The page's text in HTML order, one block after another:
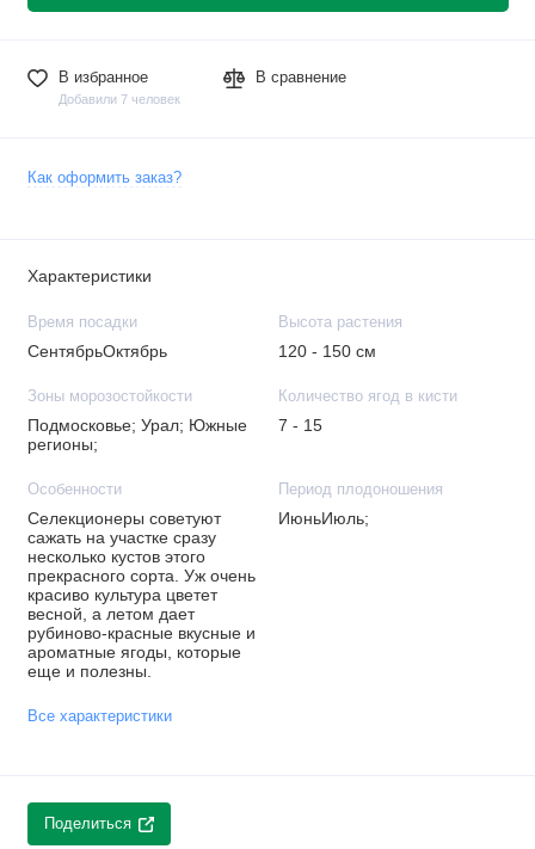
В избранное
Добавили 7 человек
В сравнение
Как оформить заказ?
Характеристики
Время посадки
СентябрьОктябрь
Высота растения
120 - 150 см
Зоны морозостойкости
Подмосковье; Урал; Южные
регионы;
Количество ягод в кисти
7 - 15
Особенности
Селекционеры советуют
сажать на участке сразу
несколько кустов этого
прекрасного сорта. Уж очень
красиво культура цветет
весной, а летом дает
рубиново-красные вкусные и
ароматные ягоды, которые
еще и полезны.
Период плодоношения
ИюньИюль;
Все характеристики
Поделиться